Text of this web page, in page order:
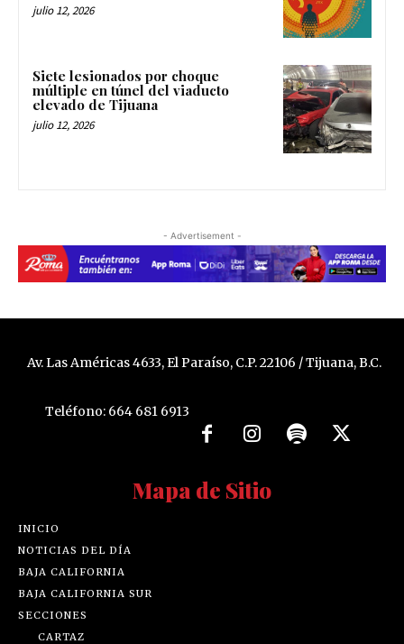
julio 12, 2026
Siete lesionados por choque
múltiple en túnel del viaducto
elevado de Tijuana
julio 12, 2026
- Advertisement -
Av. Las Américas 4633, El Paraíso, C.P. 22106 / Tijuana, B.C.
Teléfono: 664 681 6913
Mapa de Sitio
INICIO
NOTICIAS DEL DÍA
BAJA CALIFORNIA
BAJA CALIFORNIA SUR
SECCIONES
CARTAZ